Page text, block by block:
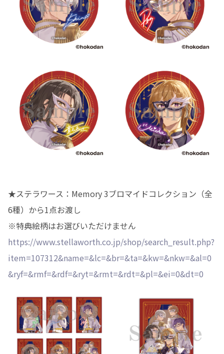
★ステラワース：Memory 3ブロマイドコレクション（全
6種）から1点お渡し
※特典絵柄はお選びいただけません
https://www.stellaworth.co.jp/shop/search_result.php?
item=107312&name=&lc=&br=&ta=&kw=&nkw=&al=0
&ryf=&rmf=&rdf=&ryt=&rmt=&rdt=&pl=&ei=0&dt=0